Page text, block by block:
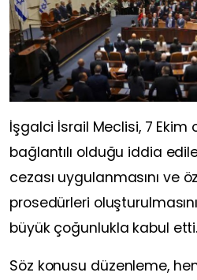
İşgalci İsrail Meclisi, 7 Ekim
bağlantılı olduğu iddia
cezası uygulanmasını ve
prosedürleri
büyük çoğunlukla kabul etti.
Söz konusu düzenleme,